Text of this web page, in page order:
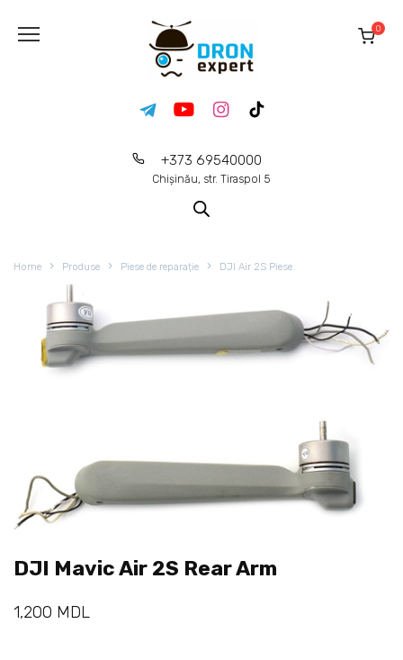
+373 69540000
Chișinău, str. Tiraspol 5
0
Home Produse Piese de reparație DJI Air 2S Piese
DJI Mavic Air 2S Rear Arm
1,200 MDL